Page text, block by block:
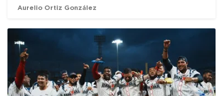
Aurelio Ortiz González